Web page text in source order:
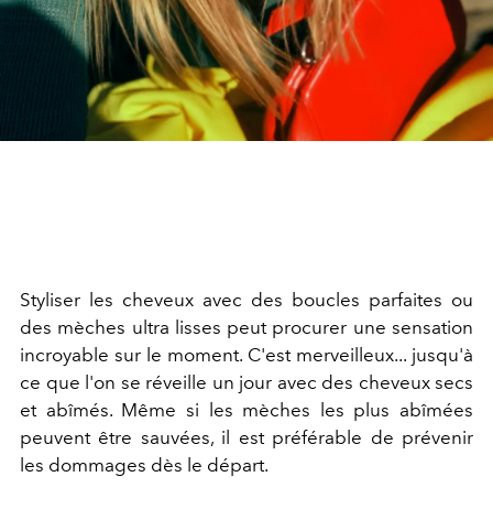
Styliser les cheveux avec des boucles parfaites ou
des mèches ultra lisses peut procurer une sensation
incroyable sur le moment. C'est merveilleux... jusqu'à
ce que l'on se réveille un jour avec des cheveux secs
et abîmés. Même si les mèches les plus abîmées
peuvent être sauvées, il est préférable de prévenir
les dommages dès le départ.